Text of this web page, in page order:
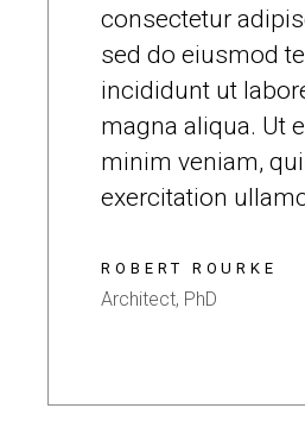
consectetur
sed do eiusmod
incididunt ut
magna aliqua. Ut
minim veniam,
exercitation
ROBERT ROURKE
Architect, PhD